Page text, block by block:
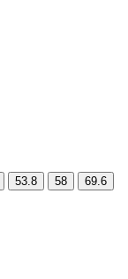
53.8 58
69.6